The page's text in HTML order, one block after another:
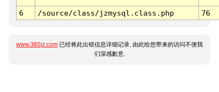
6 /source/class/jzmysql.class.php 76
www.365jz.com 已经将此出错信息详细记录, 由此给您带来的访问不便我
们深感歉意.